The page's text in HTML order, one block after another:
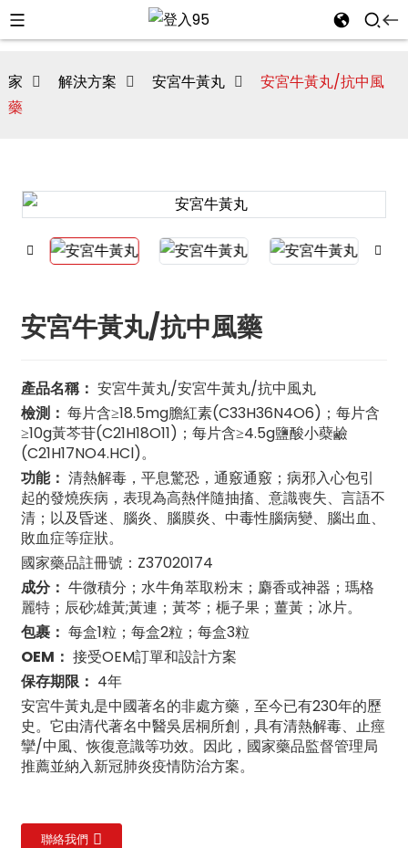
家 解決方案 安宮牛黃丸
安宮牛黃丸/抗中風
藥
安宮牛黃丸/抗中風藥
產品名稱： 安宮牛黃丸/安宮牛黃丸/抗中風丸
檢測： 每片含≥18.5mg膽紅素(C33H36N4O6)；每片含
≥10g黃芩苷(C21H18O11)；每片含≥4.5g鹽酸小蘗鹼
(C21H17NO4.HCl)。
功能： 清熱解毒，平息驚恐，通竅通竅；病邪入心包引
起的發燒疾病，表現為高熱伴隨抽搐、意識喪失、言語不
清；以及昏迷、腦炎、腦膜炎、中毒性腦病變、腦出血、
敗血症等症狀。
國家藥品註冊號：Z37020174
成分： 牛微積分；水牛角萃取粉末；麝香或神器；瑪格
麗特；辰砂;雄黃;黃連；黃芩；梔子果；薑黃；冰片。
包裹： 每盒1粒；每盒2粒；每盒3粒
OEM： 接受OEM訂單和設計方案
保存期限： 4年
安宮牛黃丸是中國著名的非處方藥，至今已有230年的歷
史。它由清代著名中醫吳居桐所創，具有清熱解毒、止痙
攣/中風、恢復意識等功效。因此，國家藥品監督管理局
推薦並納入新冠肺炎疫情防治方案。
聯絡我們